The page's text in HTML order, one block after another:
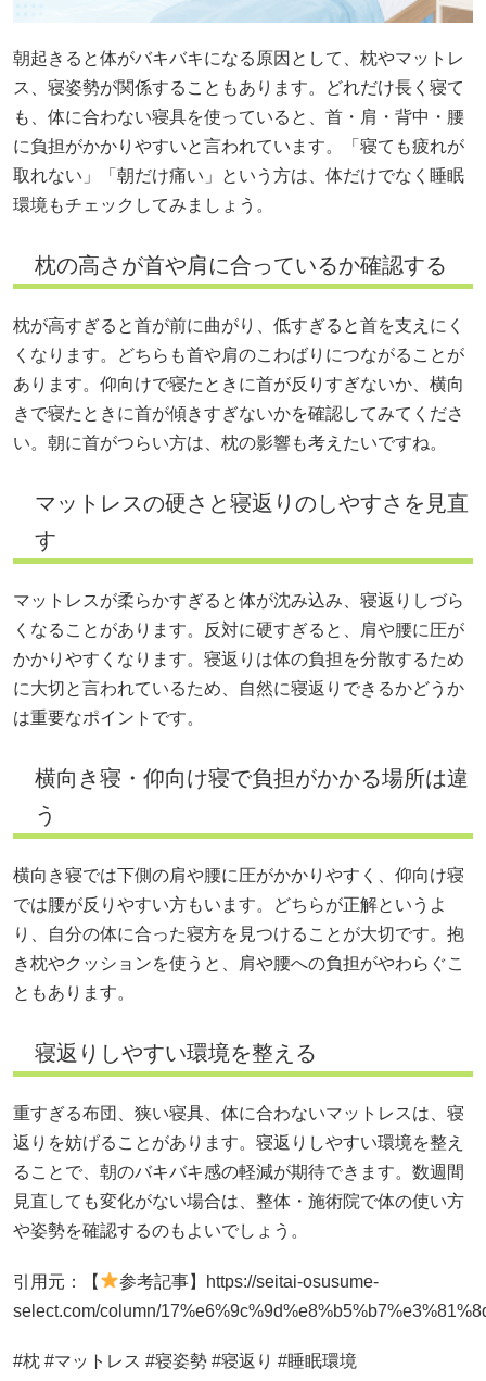
朝起きると体がバキバキになる原因として、枕やマットレ
ス、寝姿勢が関係することもあります。どれだけ長く寝て
も、体に合わない寝具を使っていると、首・肩・背中・腰
に負担がかかりやすいと言われています。「寝ても疲れが
取れない」「朝だけ痛い」という方は、体だけでなく睡眠
環境もチェックしてみましょう。
枕の高さが首や肩に合っているか確認する
枕が高すぎると首が前に曲がり、低すぎると首を支えにく
くなります。どちらも首や肩のこわばりにつながることが
あります。仰向けで寝たときに首が反りすぎないか、横向
きで寝たときに首が傾きすぎないかを確認してみてくださ
い。朝に首がつらい方は、枕の影響も考えたいですね。
マットレスの硬さと寝返りのしやすさを見直
す
マットレスが柔らかすぎると体が沈み込み、寝返りしづら
くなることがあります。反対に硬すぎると、肩や腰に圧が
かかりやすくなります。寝返りは体の負担を分散するため
に大切と言われているため、自然に寝返りできるかどうか
は重要なポイントです。
横向き寝・仰向け寝で負担がかかる場所は違
う
横向き寝では下側の肩や腰に圧がかかりやすく、仰向け寝
では腰が反りやすい方もいます。どちらが正解というよ
り、自分の体に合った寝方を見つけることが大切です。抱
き枕やクッションを使うと、肩や腰への負担がやわらぐこ
ともあります。
寝返りしやすい環境を整える
重すぎる布団、狭い寝具、体に合わないマットレスは、寝
返りを妨げることがあります。寝返りしやすい環境を整え
ることで、朝のバキバキ感の軽減が期待できます。数週間
見直しても変化がない場合は、整体・施術院で体の使い方
や姿勢を確認するのもよいでしょう。
引用元：【
参考記事】https://seitai-osusume-
select.com/column/
#枕 #マットレス #寝姿勢 #寝返り #睡眠環境